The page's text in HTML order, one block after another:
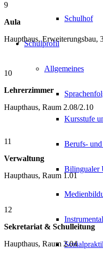
Schulhof
Schulprofil
Allgemeines
Kursstufe
Berufs-
Bilingualer
9
Aula
Haupthaus, Erweiterungsbau,
10
Lehrerzimmer
Haupthaus, Raum 2.08/2.10
11
Verwaltung
Haupthaus, Raum 1.01
12
Sekretariat & Schulleitung
Haupthaus, Raum 2.04